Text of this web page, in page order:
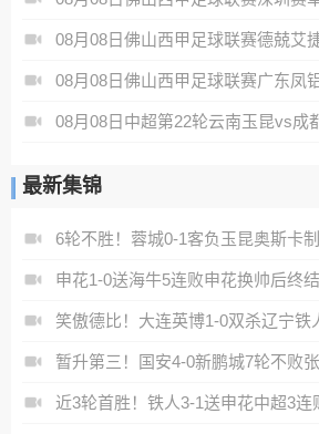
08月08日中超第22轮云南玉昆vs成
最新集锦